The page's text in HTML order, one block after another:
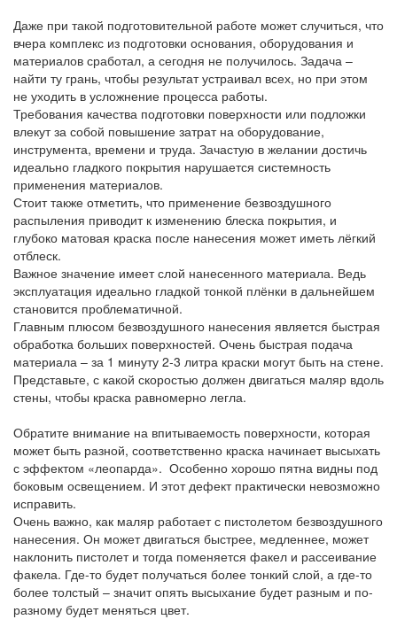
Даже при такой подготовительной работе может случиться, что
вчера комплекс из подготовки основания, оборудования и
материалов сработал, а сегодня не получилось. Задача –
найти ту грань, чтобы результат устраивал всех, но при этом
не уходить в усложнение процесса работы.
Требования качества подготовки поверхности или подложки
влекут за собой повышение затрат на оборудование,
инструмента, времени и труда. Зачастую в желании достичь
идеально гладкого покрытия нарушается системность
применения материалов.
Стоит также отметить, что применение безвоздушного
распыления приводит к изменению блеска покрытия, и
глубоко матовая краска после нанесения может иметь лёгкий
отблеск.
Важное значение имеет слой нанесенного материала. Ведь
эксплуатация идеально гладкой тонкой плёнки в дальнейшем
становится проблематичной.
Главным плюсом безвоздушного нанесения является быстрая
обработка больших поверхностей. Очень быстрая подача
материала – за 1 минуту 2-3 литра краски могут быть на стене.
Представьте, с какой скоростью должен двигаться маляр вдоль
стены, чтобы краска равномерно легла.
Обратите внимание на впитываемость поверхности, которая
может быть разной, соответственно краска начинает высыхать
с эффектом «леопарда». Особенно хорошо пятна видны под
боковым освещением. И этот дефект практически невозможно
исправить.
Очень важно, как маляр работает с пистолетом безвоздушного
нанесения. Он может двигаться быстрее, медленнее, может
наклонить пистолет и тогда поменяется факел и рассеивание
факела. Где-то будет получаться более тонкий слой, а где-то
более толстый – значит опять высыхание будет разным и по-
разному будет меняться цвет.